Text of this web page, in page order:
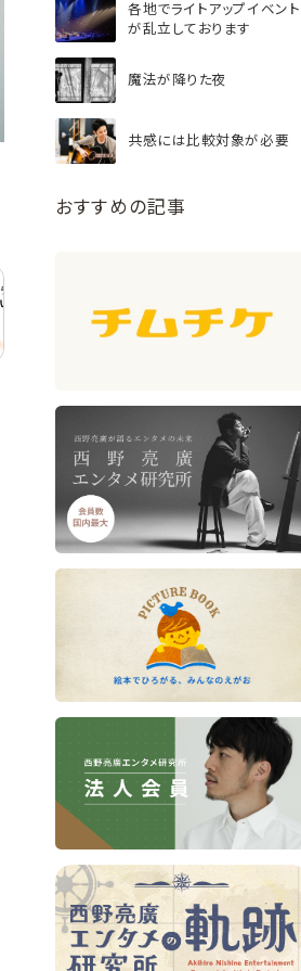
各地でライトアップイベント
が乱立しております
魔法が降りた夜
共感には比較対象が必要
おすすめの記事